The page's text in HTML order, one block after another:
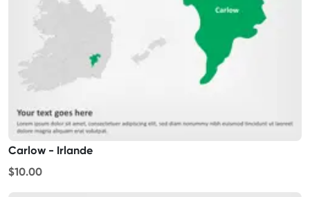
Carlow - Irlande
$10.00